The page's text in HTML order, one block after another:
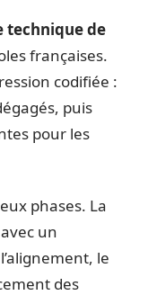
technique de
françaises.
codifiée :
puis
pour les
phases. La
un
le
des